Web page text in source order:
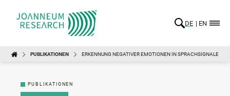
DE EN
PUBLIKATIONEN ERKENNUNG NEGATIVER EMOTIONEN IN SPRACHSIGNALEN
PUBLIKATIONEN